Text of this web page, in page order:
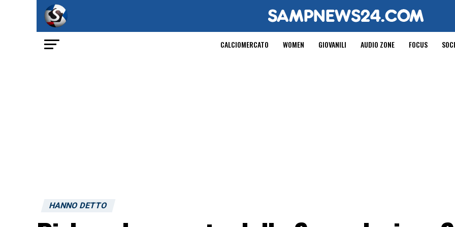
CALCIOMERCATO WOMEN GIOVANILI AUDIO ZONE FOCUS
HANNO DETTO